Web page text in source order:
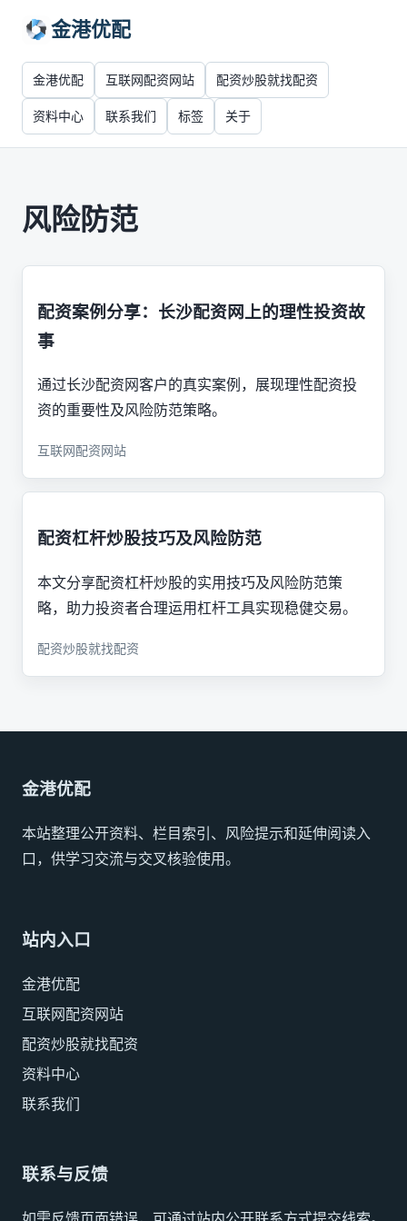
金港优配
金港优配 互联网配资网站 配资炒股就找配资
资料中心 联系我们 标签 关于
风险防范
配资案例分享：长沙配资网上的理性投资故
事
通过长沙配资网客户的真实案例，展现理性配资投
资的重要性及风险防范策略。
互联网配资网站
配资杠杆炒股技巧及风险防范
本文分享配资杠杆炒股的实用技巧及风险防范策
略，助力投资者合理运用杠杆工具实现稳健交易。
配资炒股就找配资
金港优配
本站整理公开资料、栏目索引、风险提示和延伸阅读入
口，供学习交流与交叉核验使用。
站内入口
金港优配
互联网配资网站
配资炒股就找配资
资料中心
联系我们
联系与反馈